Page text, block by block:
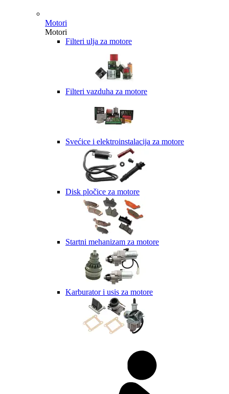
Motori
Motori
Filteri ulja za motore
Filteri vazduha za motore
Svećice i elektroinstalacija za motore
Disk pločice za motore
Startni mehanizam za motore
Karburator i usis za motore